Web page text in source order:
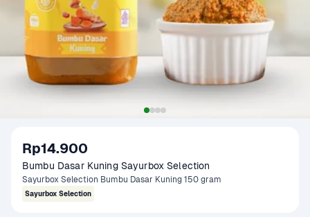
Rp14.900
Bumbu Dasar Kuning Sayurbox Selection
Sayurbox Selection Bumbu Dasar Kuning 150 gram
Sayurbox Selection